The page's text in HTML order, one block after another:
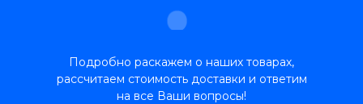
Подробно раскажем о наших товарах,
рассчитаем стоимость доставки и ответим
на все Ваши вопросы!